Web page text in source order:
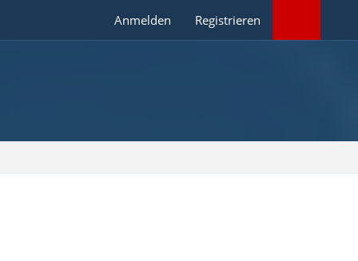
Anmelden Registrieren